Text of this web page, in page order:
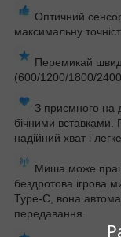
Оптичний
максимальну
Перемикай
(600/1200/1800/
З приємного на
бічними вставками.
надійний хват і
Миша може
бездротова ігрова
Type-C, вона
передавання.